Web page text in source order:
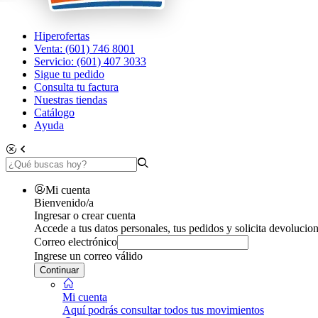
Hiperofertas
Venta: (601) 746 8001
Servicio: (601) 407 3033
Sigue tu pedido
Consulta tu factura
Nuestras tiendas
Catálogo
Ayuda
Mi cuenta
Bienvenido/a
Ingresar o crear cuenta
Accede a tus datos personales, tus pedidos y solicita
Correo electrónico
Ingrese un correo válido
Continuar
Mi cuenta
Aquí podrás consultar todos tus movimientos